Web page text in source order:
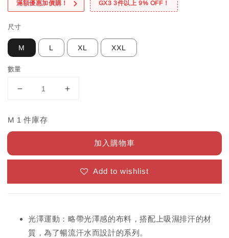
滿額優惠加價購！ GX3 3件以上 9% OFF！
尺寸
M L XL XXL
數量
M 1 件庫存
加入購物車
Add to wishlist
光澤運動：略帶光澤感的布料，搭配上吸濕排汗的材
質，為了暢流汗水而設計的系列。